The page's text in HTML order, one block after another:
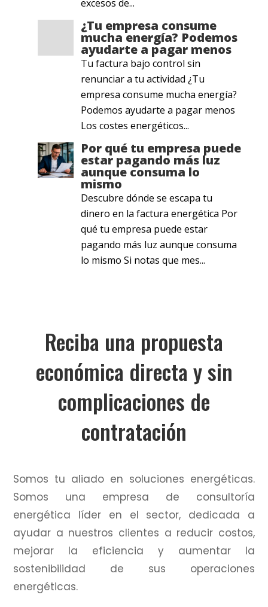
excesos de...
¿Tu empresa consume
mucha energía? Podemos
ayudarte a pagar menos
Tu factura bajo control sin
renunciar a tu actividad ¿Tu
empresa consume mucha energía?
Podemos ayudarte a pagar menos
Los costes energéticos...
Por qué tu empresa puede
estar pagando más luz
aunque consuma lo
mismo
Descubre dónde se escapa tu
dinero en la factura energética Por
qué tu empresa puede estar
pagando más luz aunque consuma
lo mismo Si notas que mes...
Reciba una propuesta
económica directa y sin
complicaciones de
contratación
Somos tu aliado en soluciones energéticas.
Somos una empresa de consultoría
energética líder en el sector, dedicada a
ayudar a nuestros clientes a reducir costos,
mejorar la eficiencia y aumentar la
sostenibilidad de sus operaciones
energéticas.